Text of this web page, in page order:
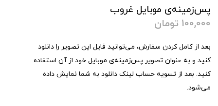
پس‌زمینه‌ی موبایل غروب
100,000 تومان
بعد از کامل کردن سفارش، می‌توانید فایل این تصویر را دانلود
کنید و به عنوان تصویر پس‌زمینه‌ی موبایل خود از آن استفاده
کنید. بعد از تسویه حساب لینک دانلود به شما نمایش داده
می‌شود.